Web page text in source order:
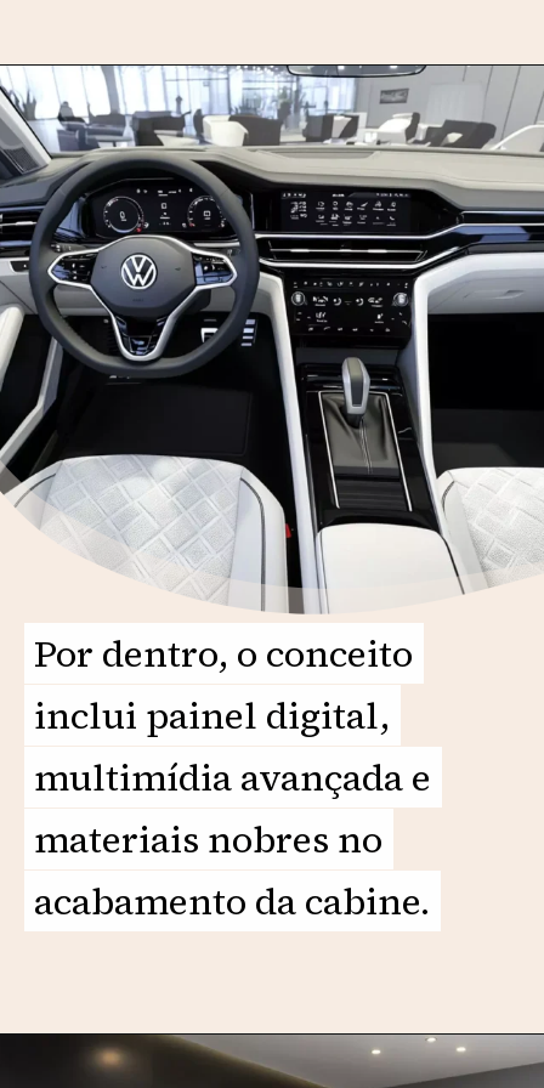
Opening
Por dentro, o conceito
inclui painel digital,
multimídia avançada e
materiais nobres no
acabamento da cabine.
Por dentro, o conceito
inclui painel digital,
multimídia avançada e
materiais nobres no
acabamento da cabine.
Opening https://motorprime.com.br/vw-parati-turbo-sportline-2025-a-peruinha-reinventada/